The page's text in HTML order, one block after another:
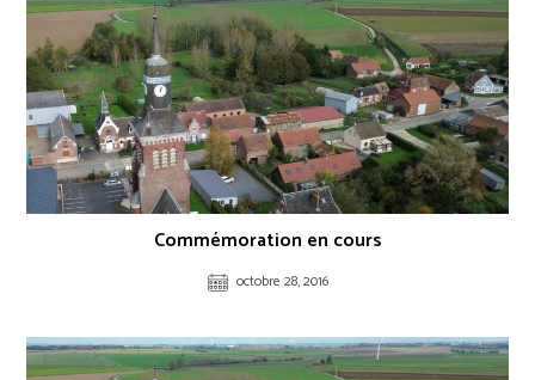
Commémoration en cours
octobre 28, 2016